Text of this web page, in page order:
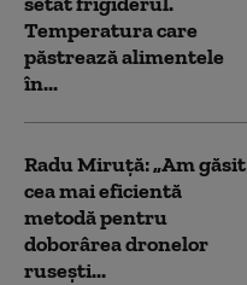
Temperatura care
păstrează alimentele
în...
Radu Miruță: „Am găsit
cea mai eficientă
metodă pentru
doborârea dronelor
rusești...